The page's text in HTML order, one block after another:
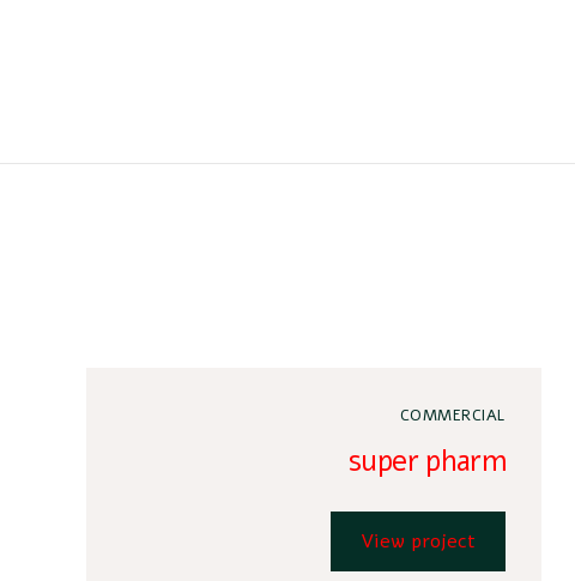
COMMERCIAL
super pharm
View project